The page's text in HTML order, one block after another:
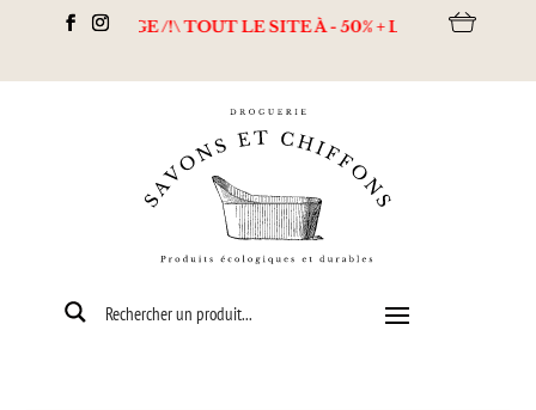
DESTOCKAGE /!\ TOUT LE SITE À - 50% + Livraison offerte